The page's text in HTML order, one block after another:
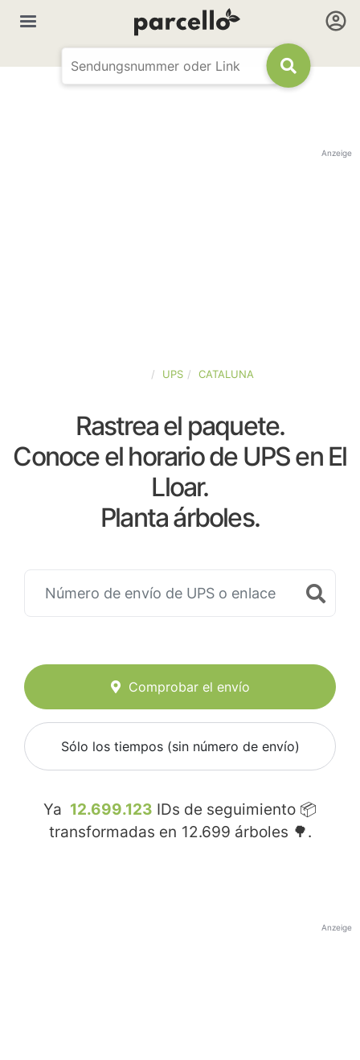
Anzeige
UPS CATALUNA
Rastrea el paquete.
Conoce el horario de UPS en El
Lloar.
Planta árboles.
Comprobar el envío
Sólo los tiempos (sin número de envío)
Ya 12.699.123 IDs de seguimiento 📦
transformadas en 12.699 árboles 🌳.
Anzeige